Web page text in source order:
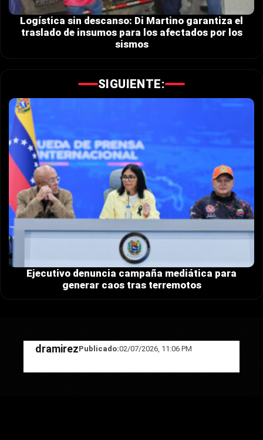
Logística sin descanso: Di Martino garantiza el
traslado de insumos para los afectados por los
sismos
SIGUIENTE:
Ejecutivo denuncia campaña mediática para
generar caos tras terremotos
dramirezPublicado:02/07/2026, 11:06 PM